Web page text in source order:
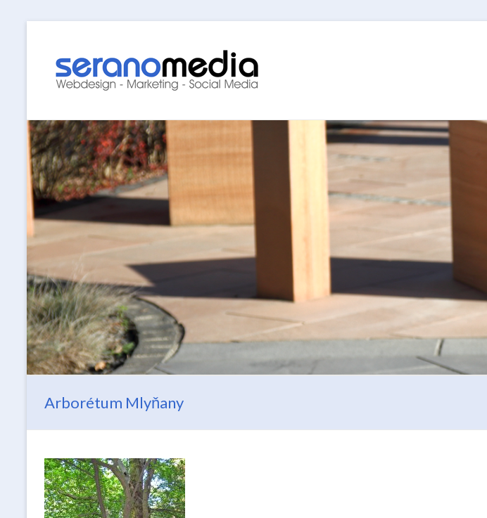
Arborétum Mlyňany